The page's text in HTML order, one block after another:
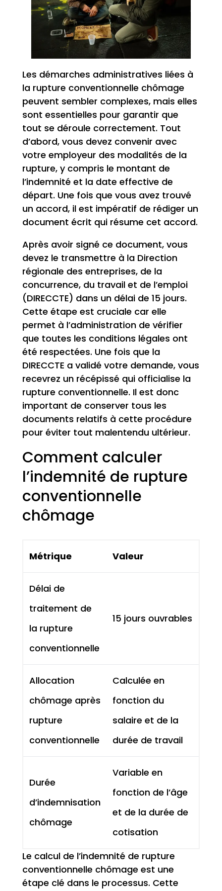
Les démarches administratives liées à
la rupture conventionnelle chômage
peuvent sembler complexes, mais elles
sont essentielles pour garantir que
tout se déroule correctement. Tout
d’abord, vous devez convenir avec
votre employeur des modalités de la
rupture, y compris le montant de
l’indemnité et la date effective de
départ. Une fois que vous avez trouvé
un accord, il est impératif de rédiger un
document écrit qui résume cet accord.
Après avoir signé ce document, vous
devez le transmettre à la Direction
régionale des entreprises, de la
concurrence, du travail et de l’emploi
(DIRECCTE) dans un délai de 15 jours.
Cette étape est cruciale car elle
permet à l’administration de vérifier
que toutes les conditions légales ont
été respectées. Une fois que la
DIRECCTE a validé votre demande, vous
recevrez un récépissé qui officialise la
rupture conventionnelle. Il est donc
important de conserver tous les
documents relatifs à cette procédure
pour éviter tout malentendu ultérieur.
Comment calculer
l’indemnité de rupture
conventionnelle
chômage
Métrique Valeur
Délai de
traitement de
la rupture
conventionnelle
15 jours ouvrables
Allocation
chômage après
rupture
conventionnelle
Calculée en
fonction du
salaire et de la
durée de travail
Durée
d’indemnisation
chômage
Variable en
fonction de l’âge
et de la durée de
cotisation
Le calcul de l’indemnité de rupture
conventionnelle chômage est une
étape clé dans le processus. Cette